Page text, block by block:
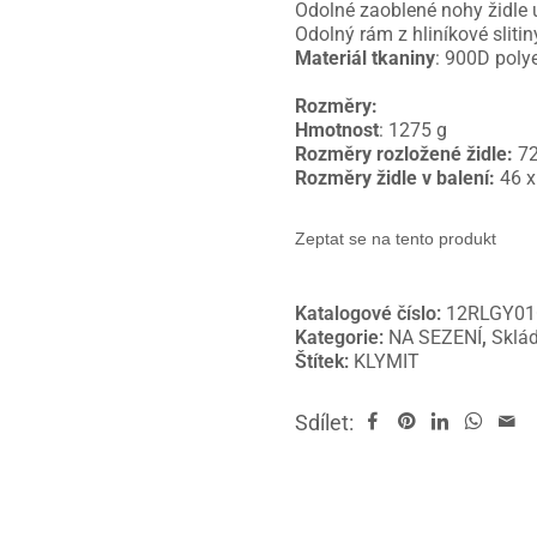
Odolné zaoblené nohy
Odolný rám z hliníkové
Materiál tkaniny: 900D
Rozměry:
Hmotnost: 1275 g
Rozměry rozložené židle:
Rozměry židle v balení: 46
Zeptat se na tento produkt
Katalogové číslo:
Kategorie: NA SEZENÍ ,
Štítek: KLYMIT
Sdílet: